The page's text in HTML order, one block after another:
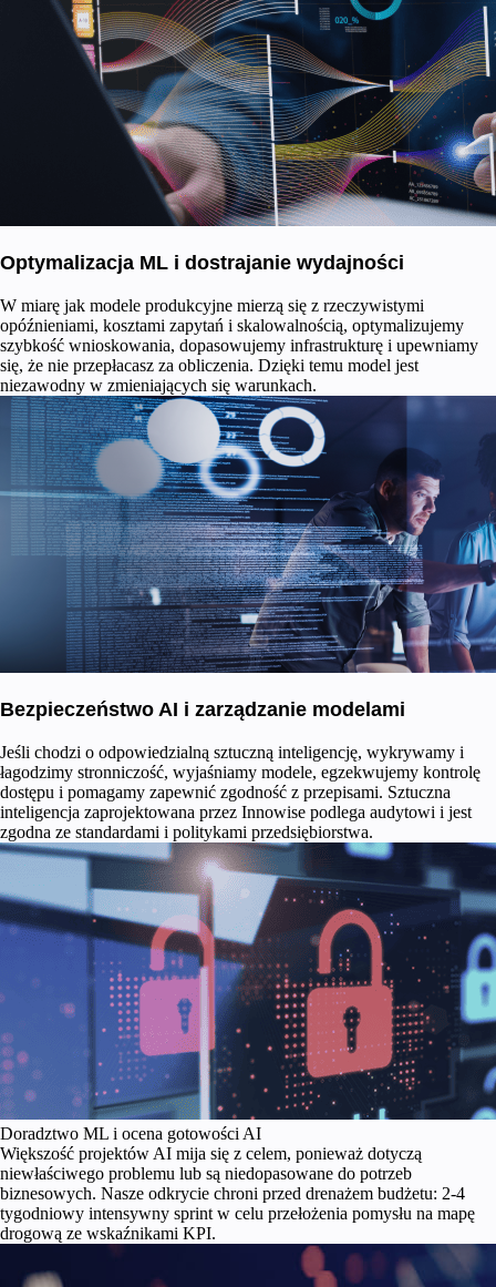
Optymalizacja ML i dostrajanie wydajności
W miarę jak modele produkcyjne mierzą się z rzeczywistymi
opóźnieniami, kosztami zapytań i skalowalnością, optymalizujemy
szybkość wnioskowania, dopasowujemy infrastrukturę i upewniamy
się, że nie przepłacasz za obliczenia. Dzięki temu model jest
niezawodny w zmieniających się warunkach.
Bezpieczeństwo AI i zarządzanie modelami
Jeśli chodzi o odpowiedzialną sztuczną inteligencję, wykrywamy i
łagodzimy stronniczość, wyjaśniamy modele, egzekwujemy kontrolę
dostępu i pomagamy zapewnić zgodność z przepisami. Sztuczna
inteligencja zaprojektowana przez Innowise podlega audytowi i jest
zgodna ze standardami i politykami przedsiębiorstwa.
Doradztwo ML i ocena gotowości AI
Większość projektów AI mija się z celem, ponieważ dotyczą
niewłaściwego problemu lub są niedopasowane do potrzeb
biznesowych. Nasze odkrycie chroni przed drenażem budżetu: 2-4
tygodniowy intensywny sprint w celu przełożenia pomysłu na mapę
drogową ze wskaźnikami KPI.